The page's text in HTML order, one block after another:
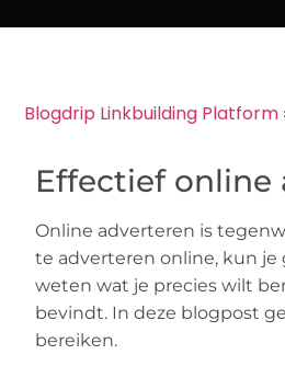
Blogdrip Linkbuilding Platform
Effectief online
Online adverteren is
te adverteren online, kun
weten wat je precies wilt
bevindt. In deze blogpost
bereiken.